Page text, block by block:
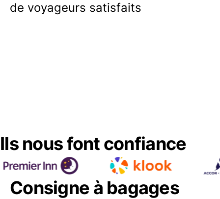
de voyageurs satisfaits
Ils nous font confiance
Consigne à bagages